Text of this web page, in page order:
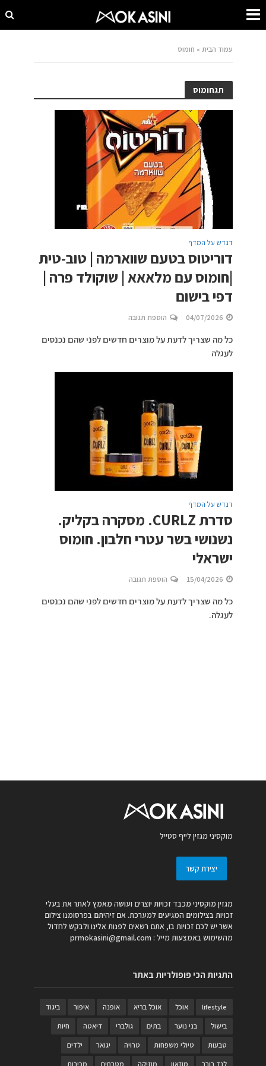
עמוד הבית » חומוס
תגחומוס
דנדש על המדף
דוריטוס בטעם שווארמה | טוב-טית
|חומוס עם מלאאא | שוקולד פרה |
דפי בישום
04/07/2026 הוספת תגובה
כל מה שצריך לדעת על מוצרים חדשים לפני שהם נכנסים
לעגלה
דנדש על המדף
סדרת CURLZ. מסקרה בקליק.
נשנושי בשר עטרי חלבון. חומוס
ישראלי
15/04/2026 הוספת תגובה
כל מה שצריך לדעת על מוצרים חדשים לפני שהם נכנסים
לעגלה.
מוקסיני מגזין לייף סטייל
יצירת קשר
מגזין מוקסיני מכבד זכויות יוצרים ועושה מאמץ לאתר את בעלי
זכויות בצילומים המגיעים למערכת. אם זיהיתם בפרסומנו צילום
אשר יש לכם זכויות בו, אתם רשאים לפנות אלינו ולבקש לחדול
מהשימוש באמצעות מייל : prmokasini@gmail.com
התגיות הכי פופולריות באתר
lifestyle אוכל אוכל בריא אופנה איפור
ביגוד
בישול
בני נוער בתים גולברי דיאטה
חיות
טבעות
טיולי משפחות טרויה יגואר
ילדים
לנד רובר
מוזאון מוזיקה מטבחים מכירות